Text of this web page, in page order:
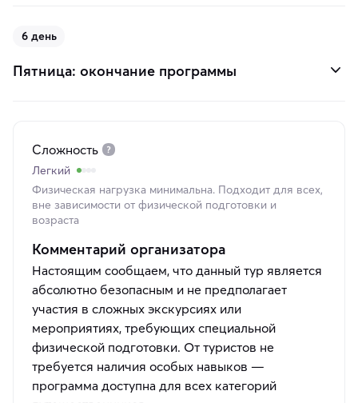
6 день
Пятница: окончание программы
Сложность
Легкий
Физическая нагрузка минимальна. Подходит для всех,
вне зависимости от физической подготовки и
возраста
Комментарий организатора
Настоящим сообщаем, что данный тур является
абсолютно безопасным и не предполагает
участия в сложных экскурсиях или
мероприятиях, требующих специальной
физической подготовки. От туристов не
требуется наличия особых навыков —
программа доступна для всех категорий